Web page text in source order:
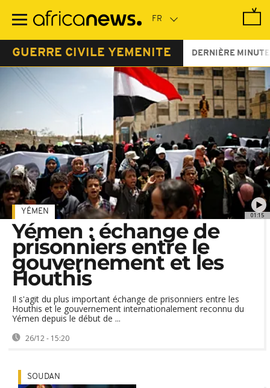
contenu
GUERRE CIVILE YEMENITE DERNIÈRE MINUTE
01:15
YÉMEN
Yémen : échange de
prisonniers entre le
gouvernement et les
Houthis
Il s'agit du plus important échange de prisonniers entre les
Houthis et le gouvernement internationalement reconnu du
Yémen depuis le début de ...
26/12 - 15:20
SOUDAN